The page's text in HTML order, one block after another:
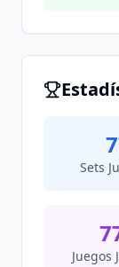
Sets
Juegos